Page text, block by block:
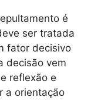
é
ser tratada
fator decisivo
decisão vem
reflexão e
a orientação